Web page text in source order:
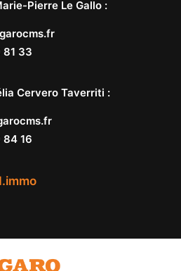
Pierre Le Gallo :
33
Cervero Taverriti :
16